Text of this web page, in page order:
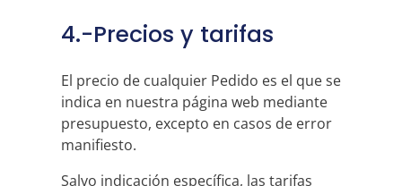
4.-Precios y tarifas
El precio de cualquier Pedido es el que se
indica en nuestra página web mediante
presupuesto, excepto en casos de error
manifiesto.
Salvo indicación específica, las tarifas